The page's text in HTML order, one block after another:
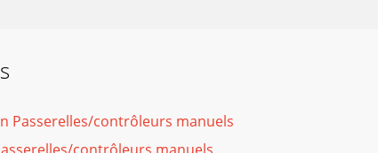
Passerelles/contrôleurs manuels